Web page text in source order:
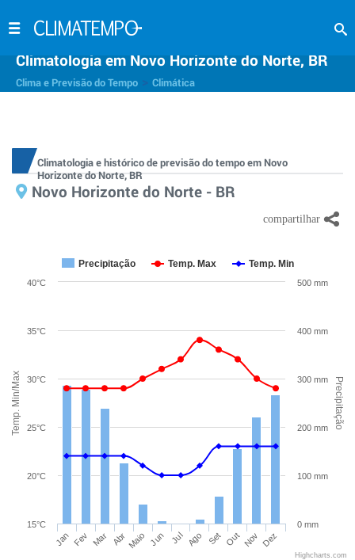
Climatologia em Novo Horizonte do Norte, BR
Clima e Previsão do Tempo Climática
Climatologia e histórico de previsão do tempo em Novo
Horizonte do Norte, BR
Novo Horizonte do Norte - BR
Temp. Min/Max Precipitação
Precipitação Temp. Max Temp. Min
Jan Fev Mar Abr Maio Jun Jul Ago Set Out Nov Dez
15°C
20°C
25°C
30°C
35°C
40°C
0 mm
100 mm
200 mm
300 mm
400 mm
500 mm
Highcharts.com